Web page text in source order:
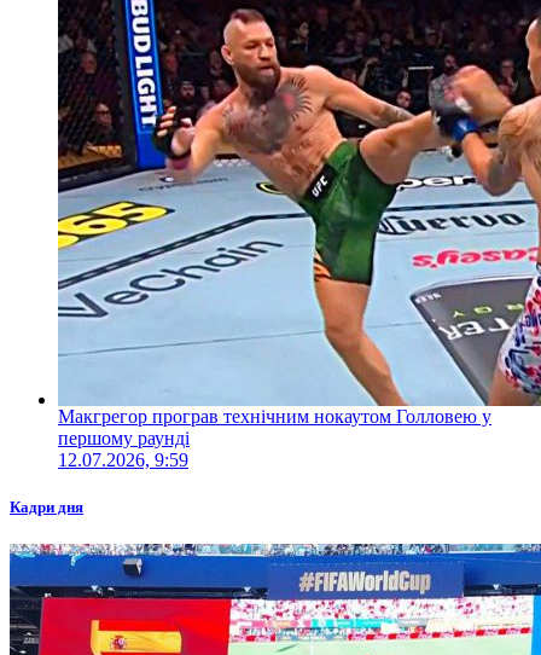
Макгрегор програв технічним нокаутом Голловею у
першому раунді
12.07.2026, 9:59
Кадри дня